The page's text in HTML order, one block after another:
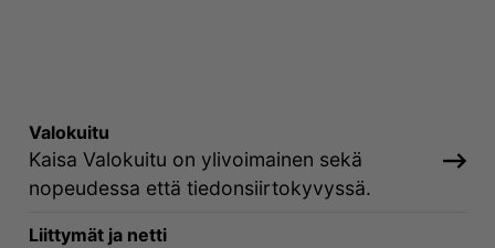
Valokuitu
Kaisa Valokuitu on ylivoimainen sekä
nopeudessa että tiedonsiirtokyvyssä.
Liittymät ja netti